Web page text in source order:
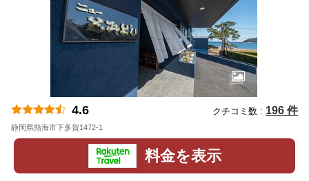
4.6 クチコミ数 : 196 件
静岡県熱海市下多賀1472-1
料金を表示